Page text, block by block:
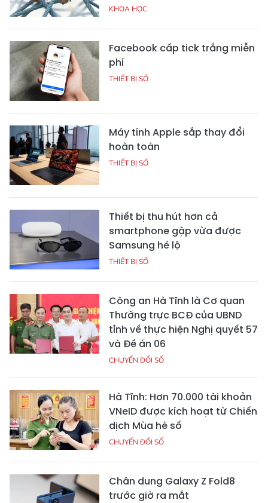
KHOA HỌC
Facebook cấp tick trắng miễn
phí
THIẾT BỊ SỐ
Máy tính Apple sắp thay đổi
hoàn toàn
THIẾT BỊ SỐ
Thiết bị thu hút hơn cả
smartphone gập vừa được
Samsung hé lộ
THIẾT BỊ SỐ
Công an Hà Tĩnh là Cơ quan
Thường trực BCĐ của UBND
tỉnh về thực hiện Nghị quyết 57
và Đề án 06
CHUYỂN ĐỔI SỐ
Hà Tĩnh: Hơn 70.000 tài khoản
VNeID được kích hoạt từ Chiến
dịch Mùa hè số
CHUYỂN ĐỔI SỐ
Chân dung Galaxy Z Fold8
trước giờ ra mắt